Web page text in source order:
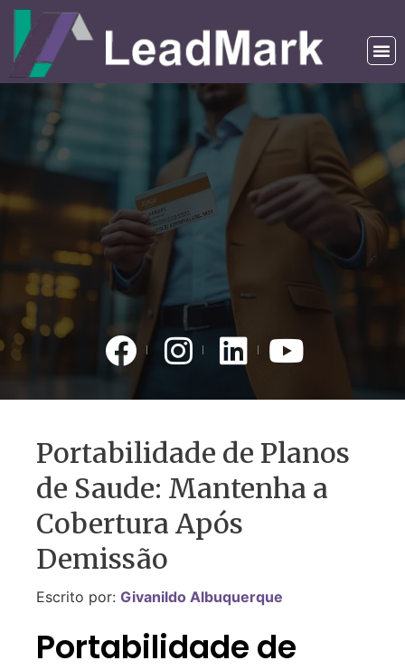
Portabilidade de Planos
de Saude: Mantenha a
Cobertura Após
Demissão
Escrito por: Givanildo Albuquerque
Portabilidade de